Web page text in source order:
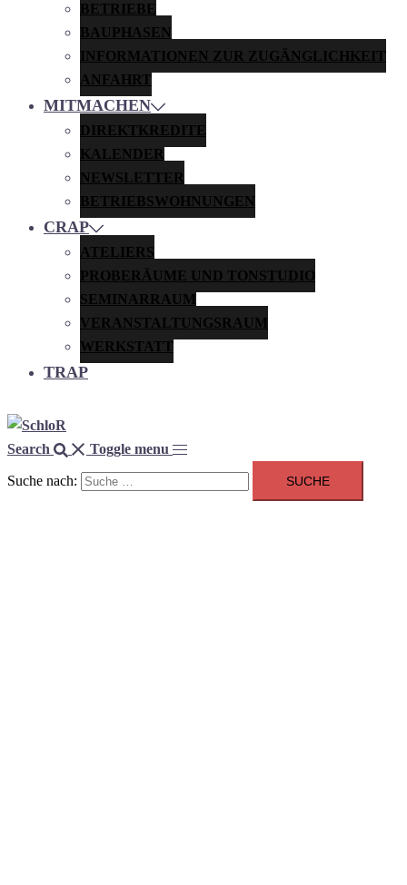
BETRIEBE
BAUPHASEN
INFORMATIONEN ZUR ZUGÄNGLICHKEIT
ANFAHRT
MITMACHEN
DIREKTKREDITE
KALENDER
NEWSLETTER
BETRIEBSWOHNUNGEN
CRAP
ATELIERS
PROBERÄUME UND TONSTUDIO
SEMINARRAUM
VERANSTALTUNGSRAUM
WERKSTATT
TRAP
Search Toggle menu
Suche nach: